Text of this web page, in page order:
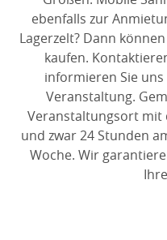
ebenfalls zur
Lagerzelt? Dann
kaufen.
informieren Sie
Veranstaltung.
Veranstaltungsort mit
und zwar 24 Stunden
Woche. Wir